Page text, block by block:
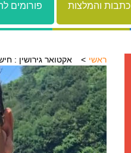
כתבות והמלצות פורומים
ראשי אקטואר גירושין :